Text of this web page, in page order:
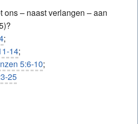
ons – naast verlangen – aan
;
14;
5:6-10;
25